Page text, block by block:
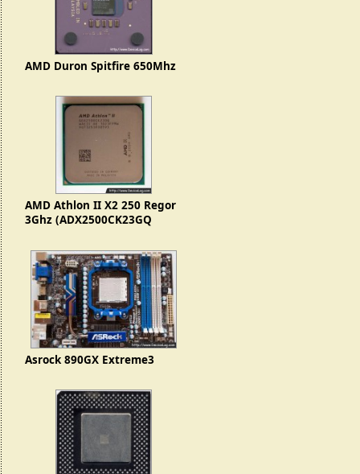
AMD Duron Spitfire 650Mhz
AMD Athlon II X2 250 Regor
3Ghz (ADX2500CK23GQ
Asrock 890GX Extreme3